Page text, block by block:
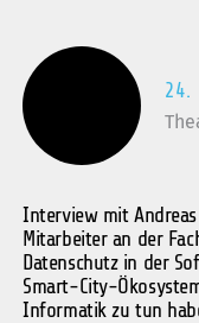
24.
Interview mit
Mitarbeiter an der
Datenschutz in der
Smart-City-
Informatik zu tun